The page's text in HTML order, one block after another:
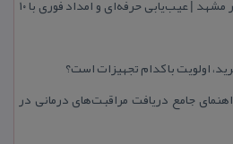
تعمیرگاه تخصصی كوییك در مشهد | عیب‌یابی حرفه‌ای و امداد فوری با ۱۰
جامع دریافت مراقبت‌های درمانی در